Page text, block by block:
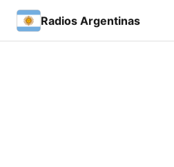
Radios Argentinas